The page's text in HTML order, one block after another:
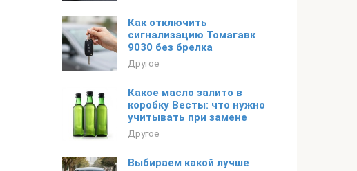
Как отключить
сигнализацию Томагавк
9030 без брелка
Другое
Какое масло залито в
коробку Весты: что нужно
учитывать при замене
Другое
Выбираем какой лучше